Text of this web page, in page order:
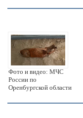
Фото и видео: МЧС
России по
Оренбургской области